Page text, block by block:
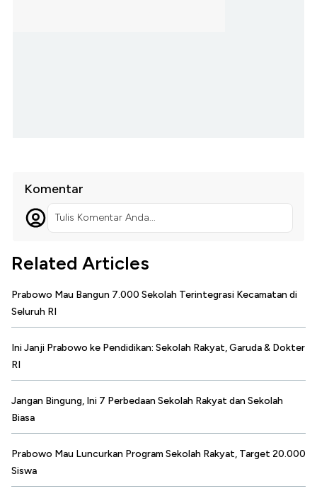
Komentar
Tulis Komentar Anda...
Related Articles
Prabowo Mau Bangun 7.000 Sekolah Terintegrasi Kecamatan di
Seluruh RI
Ini Janji Prabowo ke Pendidikan: Sekolah Rakyat, Garuda & Dokter
RI
Jangan Bingung, Ini 7 Perbedaan Sekolah Rakyat dan Sekolah
Biasa
Prabowo Mau Luncurkan Program Sekolah Rakyat, Target 20.000
Siswa